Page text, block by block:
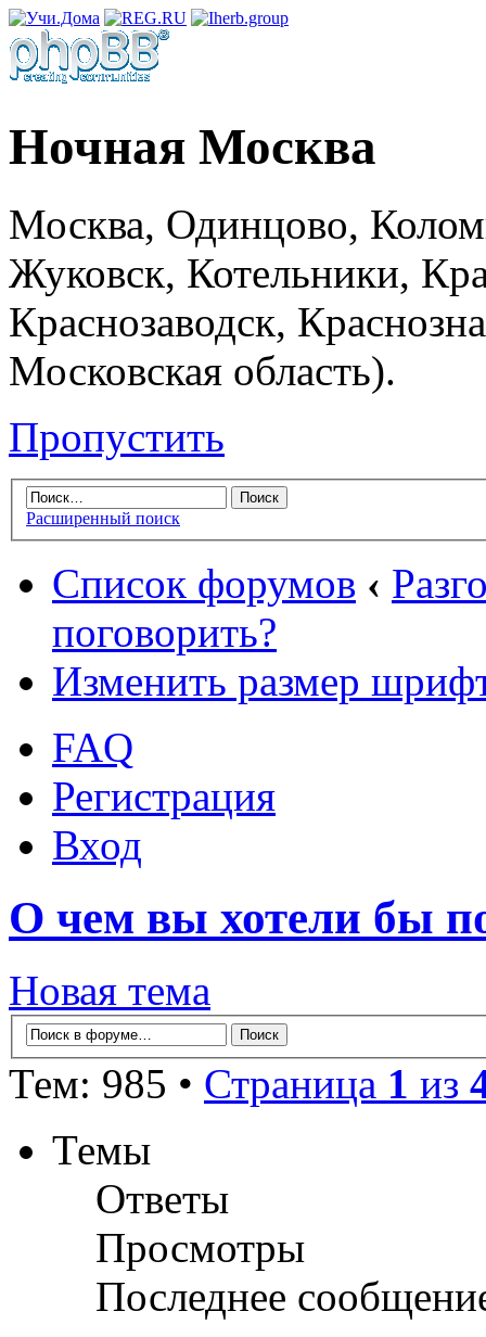
Ночная Москва
Москва, Одинцово,
Жуковск, Котельники,
Краснозаводск,
Московская область).
Пропустить
Расширенный поиск
Список форумов ‹
поговорить?
Изменить размер
FAQ
Регистрация
Вход
О чем вы хотели бы
Новая тема
Тем: 985 • Страница 1 из
Темы
Ответы
Просмотры
Последнее